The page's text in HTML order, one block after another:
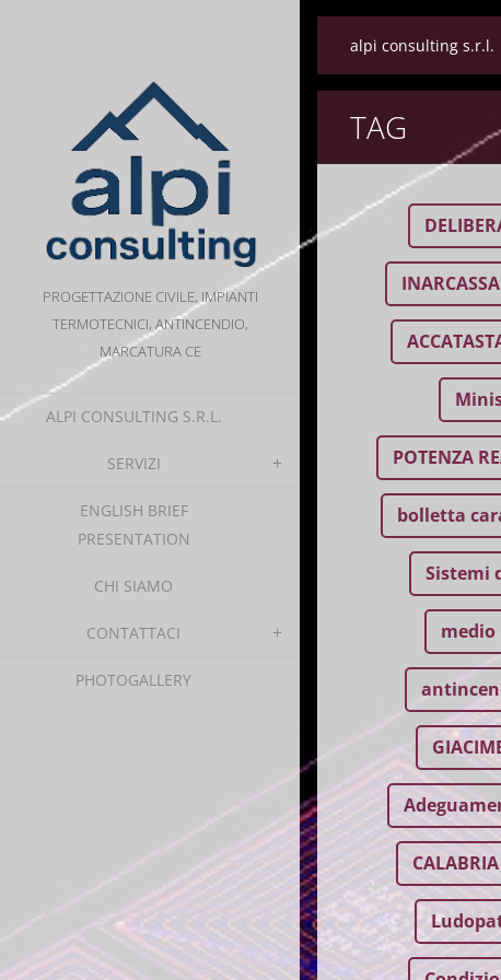
PROGETTAZIONE CIVILE, IMPIANTI
TERMOTECNICI, ANTINCENDIO,
MARCATURA CE
ALPI CONSULTING S.R.L.
SERVIZI
ENGLISH BRIEF
PRESENTATION
CHI SIAMO
CONTATTACI
PHOTOGALLERY
alpi consulting s.r.l.
TAG
INARCASSA
POTENZA
bolletta
Sistemi
medio
CALABRIA